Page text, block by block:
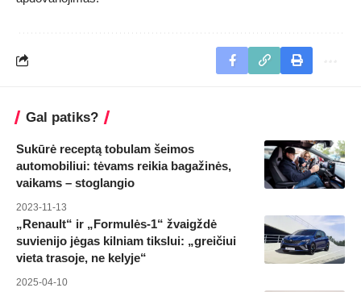
Gal patiks?
Sukūrė receptą tobulam šeimos
automobiliui: tėvams reikia bagažinės,
vaikams – stoglangio
2023-11-13
„Renault“ ir „Formulės-1“ žvaigždė
suvienijo jėgas kilniam tikslui: „greičiui
vieta trasoje, ne kelyje“
2025-04-10